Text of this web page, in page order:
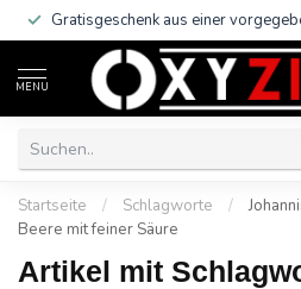
Gratisgeschenk aus einer
MENU
Startseite / Schlagworte /
Beere mit feiner Säure
Artikel mit